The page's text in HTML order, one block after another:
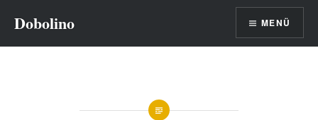
zum
Inhalt
Dobolino MENÜ